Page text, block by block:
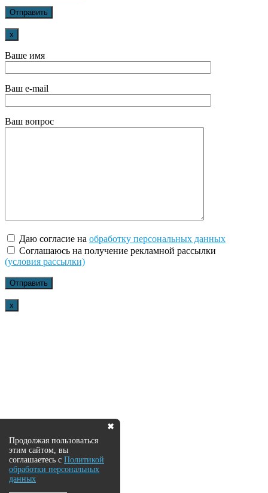
✖
Продолжая пользоваться
этим сайтом, вы
соглашаетесь с Политикой
обработки персональных
данных
x
Ваше имя
Ваш e-mail
Ваш вопрос
Даю согласие на обработку персональных данных
Соглашаюсь на получение рекламной рассылки
(условия рассылки)
x